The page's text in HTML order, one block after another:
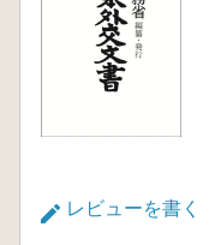
レビューを書く